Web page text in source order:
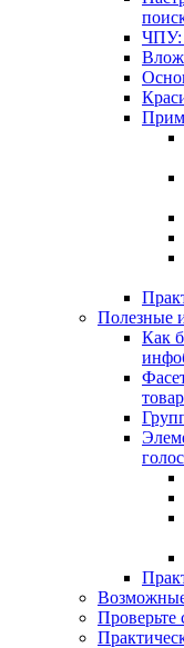
ЧПУ:
Полезные
Как
Проверьте